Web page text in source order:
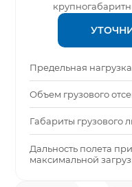
Предельная нагрузка
Объем грузового
Габариты грузового
Дальность полета при
максимальной